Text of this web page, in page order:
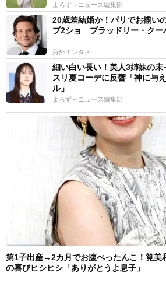
よろず～ニュース編集部
20歳差結婚か！パリでお揃い
ブ2ショ ブラッドリー・クー
海外エンタメ
細い白い長い！美人3姉妹の
スリ夏コーデに反響「神に与
ル」
よろず～ニュース編集部
第1子出産→2カ月でお腹ぺったんこ！筧
の喜びヒシヒシ「ありがとうよ息子」